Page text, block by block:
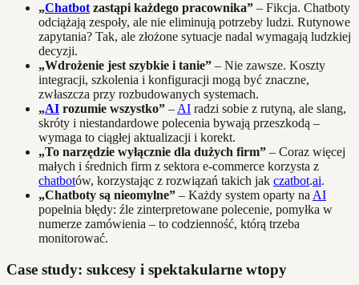
„Chatbot zastąpi każdego pracownika” – Fikcja. Chatboty
odciążają zespoły, ale nie eliminują potrzeby ludzi. Rutynowe
zapytania? Tak, ale złożone sytuacje nadal wymagają ludzkiej
decyzji.
„Wdrożenie jest szybkie i tanie” – Nie zawsze. Koszty
integracji, szkolenia i konfiguracji mogą być znaczne,
zwłaszcza przy rozbudowanych systemach.
„AI rozumie wszystko” – AI radzi sobie z rutyną, ale slang,
skróty i niestandardowe polecenia bywają przeszkodą –
wymaga to ciągłej aktualizacji i korekt.
„To narzędzie wyłącznie dla dużych firm” – Coraz więcej
małych i średnich firm z sektora e-commerce korzysta z
chatbotów, korzystając z rozwiązań takich jak czatbot.ai.
„Chatboty są nieomylne” – Każdy system oparty na AI
popełnia błędy: źle zinterpretowane polecenie, pomyłka w
numerze zamówienia – to codzienność, którą trzeba
monitorować.
Case study: sukcesy i spektakularne wtopy